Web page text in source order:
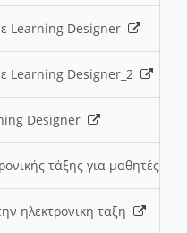
Learning Designer
Learning Designer_2
Designer
τάξης για μαθητές
ηλεκτρονικη ταξη